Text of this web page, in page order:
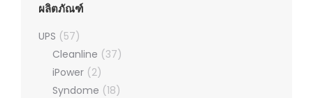
ผลิตภัณฑ์
UPS (57)
Cleanline (37)
iPower (2)
Syndome (18)